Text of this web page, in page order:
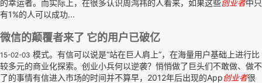
的幸运者。而实际上，在很多认识周鸿祎的人看来，如果这些创业者中只
有1%的人可以成功...
微信的颠覆者来了 它的用户已破亿
15-02-03 模式。有信可以说是“站在巨人肩上”，在海量用户基础上进行比
较多元的商业化探索。创业小兵何以逆袭？悄悄做了巨头们不敢做、做不
了的事情有信进入市场的时间并不算早，2012年后出现的App创业者很